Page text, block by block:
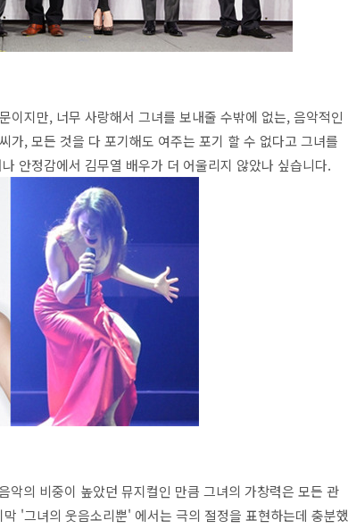
이지만, 너무 사랑해서 그녀를 보내줄 수밖에 없는, 음악적인
가, 모든 것을 다 포기해도 여주는 포기 할 수 없다고 그녀를
안정감에서 김무열 배우가 더 어울리지 않았나 싶습니다.
의 비중이 높았던 뮤지컬인 만큼 그녀의 가창력은 모든 관
'그녀의 웃음소리뿐' 에서는 극의 절정을 표현하는데 충분했